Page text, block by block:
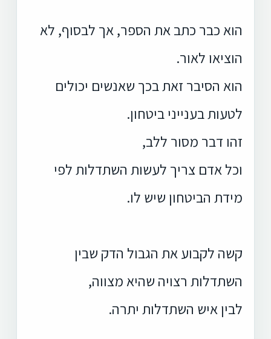
הוא כבר כתב את הספר, אך לבסוף, לא
הוציאו לאור.
הוא הסיבר זאת בכך שאנשים יכולים
לטעות בענייני ביטחון.
זהו דבר מסור ללב,
וכל אדם צריך לעשות השתדלות לפי
מידת הביטחון שיש לו.
קשה לקבוע את הגבול הדק שבין
השתדלות רצויה שהיא מצווה,
לבין איש השתדלות יתרה.